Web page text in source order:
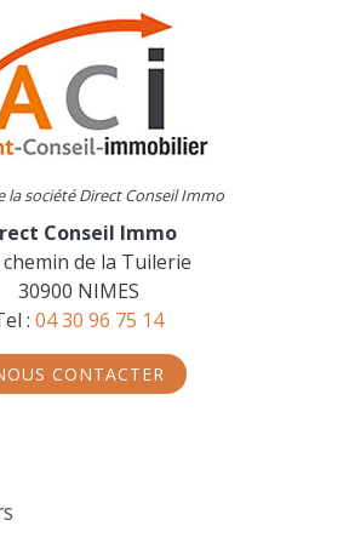
la société Direct Conseil Immo
Conseil Immo
chemin de la Tuilerie
30900 NIMES
: 04 30 96 75 14
CONTACTER